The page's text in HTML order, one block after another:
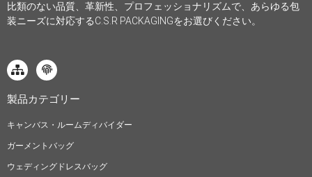
比類のない品質、革新性、プロフェッショナリズムで、あらゆる包
装ニーズに対応するC.S.R PACKAGINGをお選びください。
製品カテゴリー
キャンバス・ルームディバイダー
ガーメントバッグ
ウェディングドレスバッグ